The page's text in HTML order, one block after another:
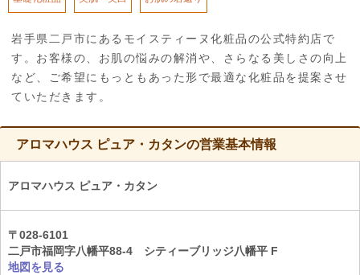
岩手県二戸市にあるモイスティーヌ化粧品の公式特約店で
す。お客様の、お肌の悩みの解消や、さらなる美しさの向上
など、ご希望にもっともあった形で最適な化粧品を提案させ
ていただきます。
アロマハウス ピュア・カタンの営業基本情報
アロマハウス ピュア・カタン
〒028-6101
二戸市福岡字八幡平88-4 シティーブリッジ八幡平 F
地図を見る